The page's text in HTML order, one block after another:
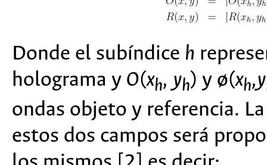
Donde el subíndice h
holograma y O(xh, yh) y ø(xh,y
ondas objeto y referencia.
estos dos campos será